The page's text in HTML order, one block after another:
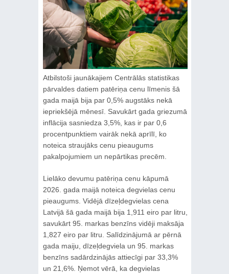
Atbilstoši jaunākajiem Centrālās statistikas
pārvaldes datiem patēriņa cenu līmenis šā
gada maijā bija par 0,5% augstāks nekā
iepriekšējā mēnesī. Savukārt gada griezumā
inflācija sasniedza 3,5%, kas ir par 0,6
procentpunktiem vairāk nekā aprīlī, ko
noteica straujāks cenu pieaugums
pakalpojumiem un nepārtikas precēm.
Lielāko devumu patēriņa cenu kāpumā
2026. gada maijā noteica degvielas cenu
pieaugums. Vidējā dīzeļdegvielas cena
Latvijā šā gada maijā bija 1,911 eiro par litru,
savukārt 95. markas benzīns vidēji maksāja
1,827 eiro par litru. Salīdzinājumā ar pērnā
gada maiju, dīzeļdegviela un 95. markas
benzīns sadārdzinājās attiecīgi par 33,3%
un 21,6%. Ņemot vērā, ka degvielas